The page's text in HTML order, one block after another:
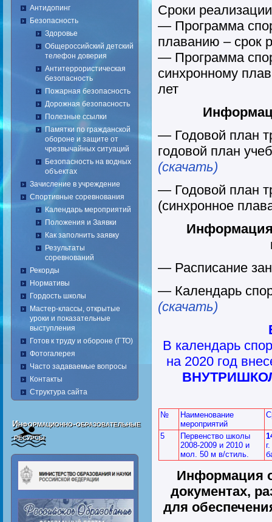
Антидопинг
Безопасность
Здоровье
Общероссийский детский
телефон доверия
Антитеррористическая
безопасность
Пожарная безопасность
Дорожная безопасность
Полезные ссылки
Памятки по гражданской
обороне и защите от
чрезвычайных ситуаций
Безопасность на водных
объектах
Зачисление в учреждение
Спортивные соревнования
Календарь мероприятий
Положения и Заявки
Как заполнить заявку
Результаты
соревнований
Рекорды
Нормативы
Гордость школы
Мастер-классы, открытые
уроки и показательные
выступления
Готов к труду и обороне (ГТО)
Фотогалерея
Часто задаваемые вопросы
Контакты
Структура сайта
Информационно-образовательные
ресурсы
Сроки
— Программа
плаванию – срок
— Программа
синхронному
лет
— Годовой план
годовой план
(скачать)
— Годовой план
(синхронное
— Расписание
— Календарь
(скачать)
В календарь
на 2020 год
№
Наименование
мероприятий
5
Первенство школы
2008-2009 и 2010 и
мол. 50 м в/стиль.
Информация
документах,
для